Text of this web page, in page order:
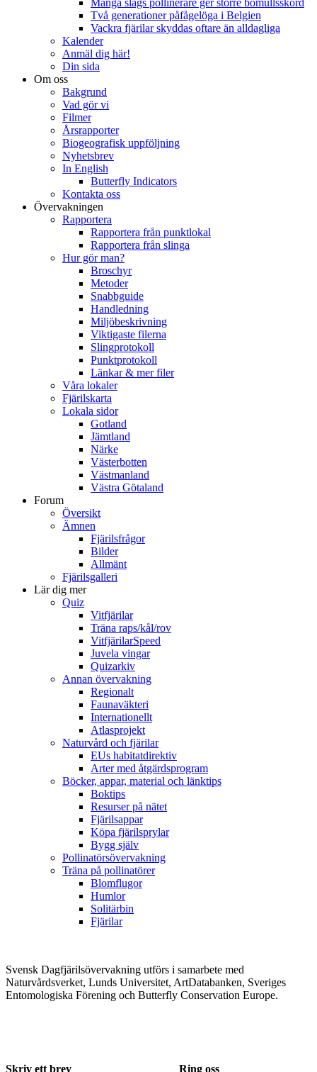
Två generationer påfågelöga i Belgien
Vackra fjärilar skyddas oftare än alldagliga
Kalender
Anmäl dig här!
Din sida
Om oss
Bakgrund
Vad gör vi
Filmer
Årsrapporter
Biogeografisk uppföljning
Nyhetsbrev
In English
Butterfly Indicators
Kontakta oss
Övervakningen
Rapportera
Rapportera från punktlokal
Rapportera från slinga
Hur gör man?
Broschyr
Metoder
Snabbguide
Handledning
Miljöbeskrivning
Viktigaste filerna
Slingprotokoll
Punktprotokoll
Länkar & mer filer
Våra lokaler
Fjärilskarta
Lokala sidor
Gotland
Jämtland
Närke
Västerbotten
Västmanland
Västra Götaland
Forum
Översikt
Ämnen
Fjärilsfrågor
Bilder
Allmänt
Fjärilsgalleri
Lär dig mer
Quiz
Vitfjärilar
Träna raps/kål/rov
VitfjärilarSpeed
Juvela vingar
Quizarkiv
Annan övervakning
Regionalt
Faunaväkteri
Internationellt
Atlasprojekt
Naturvård och fjärilar
EUs habitatdirektiv
Arter med åtgärdsprogram
Böcker, appar, material och länktips
Boktips
Resurser på nätet
Fjärilsappar
Köpa fjärilsprylar
Bygg själv
Pollinatörsövervakning
Träna på pollinatörer
Blomflugor
Humlor
Solitärbin
Fjärilar
Svensk Dagfjärilsövervakning utförs i samarbete med
Naturvårdsverket, Lunds Universitet, ArtDatabanken, Sveriges
Entomologiska Förening och Butterfly Conservation Europe.
Skriv ett brev Ring oss